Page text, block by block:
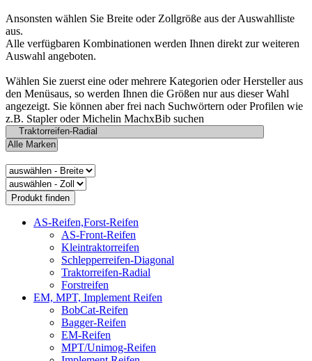
Ansonsten wählen Sie Breite oder Zollgröße aus der Auswahlliste
aus.
Alle verfügbaren Kombinationen werden Ihnen direkt zur weiteren
Auswahl angeboten.
Wählen Sie zuerst eine oder mehrere Kategorien oder Hersteller aus
den Menüsaus, so werden Ihnen die Größen nur aus dieser Wahl
angezeigt. Sie können aber frei nach Suchwörtern oder Profilen wie
z.B. Stapler oder Michelin MachxBib suchen
AS-Reifen,Forst-Reifen
AS-Front-Reifen
Kleintraktorreifen
Schlepperreifen-Diagonal
Traktorreifen-Radial
Forstreifen
EM, MPT, Implement Reifen
BobCat-Reifen
Bagger-Reifen
EM-Reifen
MPT/Unimog-Reifen